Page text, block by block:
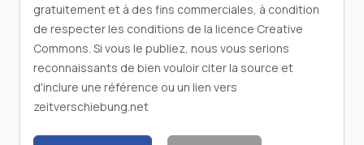
de respecter les conditions de la licence Creative
Commons. Si vous le publiez, nous vous serions
reconnaissants de bien vouloir citer la source et
d'inclure une référence ou un lien vers
zeitverschiebung.net
Télécharger download Agrandir zoom_in